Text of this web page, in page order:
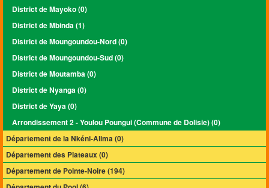
District de Mayoko (0)
District de Mbinda (1)
District de Moungoundou-Nord (0)
District de Moungoundou-Sud (0)
District de Moutamba (0)
District de Nyanga (0)
District de Yaya (0)
Arrondissement 2 - Youlou Poungui (Commune de Dolisie) (0)
Département de la Nkéni-Alima (0)
Département des Plateaux (0)
Département de Pointe-Noire (194)